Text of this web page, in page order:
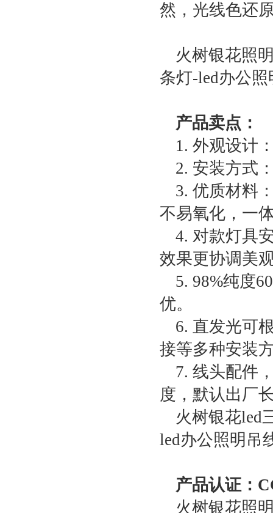
然，光线色还
火树银花照
条灯-led办公
产品卖点：
1. 外观设计
2. 安装方式
3. 优质材料
不易氧化，一
4. 对款灯具
效果更协调美
5. 98%纯度
优。
6. 直发光可
接等多种安装
7. 线头配件
度，默认出厂
火树银花led
led办公照明吊
产品认证：
火树银花照